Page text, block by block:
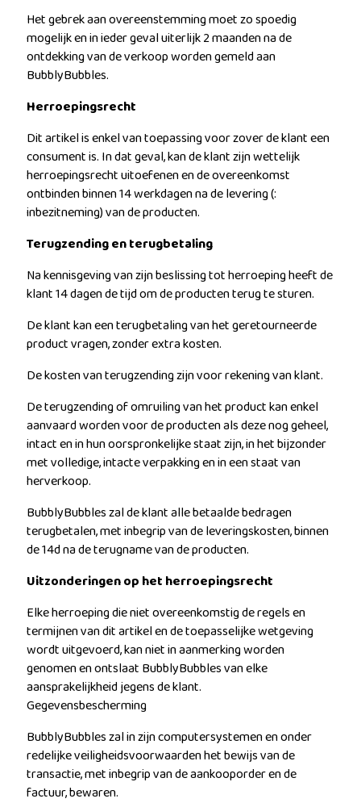
Het gebrek aan overeenstemming moet zo spoedig
mogelijk en in ieder geval uiterlijk 2 maanden na de
ontdekking van de verkoop worden gemeld aan
BubblyBubbles.
Herroepingsrecht
Dit artikel is enkel van toepassing voor zover de klant een
consument is. In dat geval, kan de klant zijn wettelijk
herroepingsrecht uitoefenen en de overeenkomst
ontbinden binnen 14 werkdagen na de levering (:
inbezitneming) van de producten.
Terugzending en terugbetaling
Na kennisgeving van zijn beslissing tot herroeping heeft de
klant 14 dagen de tijd om de producten terug te sturen.
De klant kan een terugbetaling van het geretourneerde
product vragen, zonder extra kosten.
De kosten van terugzending zijn voor rekening van klant.
De terugzending of omruiling van het product kan enkel
aanvaard worden voor de producten als deze nog geheel,
intact en in hun oorspronkelijke staat zijn, in het bijzonder
met volledige, intacte verpakking en in een staat van
herverkoop.
BubblyBubbles zal de klant alle betaalde bedragen
terugbetalen, met inbegrip van de leveringskosten, binnen
de 14d na de terugname van de producten.
Uitzonderingen op het herroepingsrecht
Elke herroeping die niet overeenkomstig de regels en
termijnen van dit artikel en de toepasselijke wetgeving
wordt uitgevoerd, kan niet in aanmerking worden
genomen en ontslaat BubblyBubbles van elke
aansprakelijkheid jegens de klant.
Gegevensbescherming
BubblyBubbles zal in zijn computersystemen en onder
redelijke veiligheidsvoorwaarden het bewijs van de
transactie, met inbegrip van de aankooporder en de
factuur, bewaren.